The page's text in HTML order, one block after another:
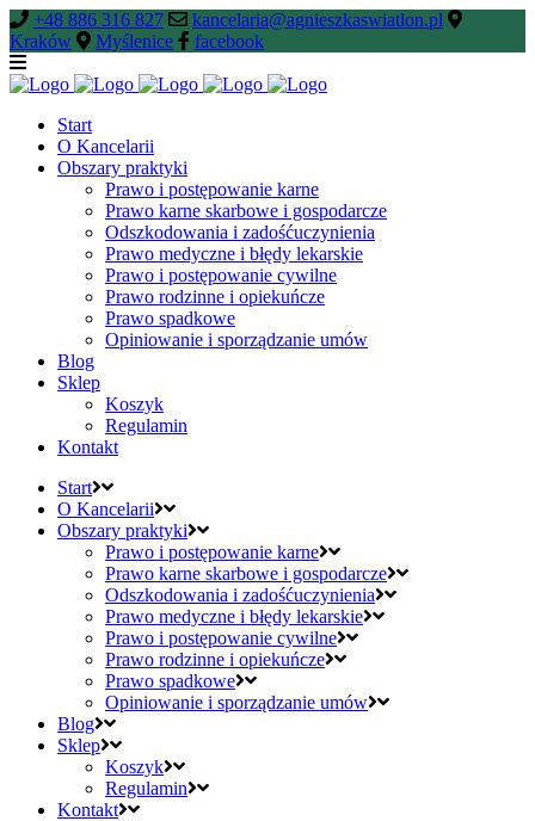
+48 886 316 827
kancelaria@agnieszkaswiatlon.pl
Kraków
Myślenice facebook
Start
O Kancelarii
Obszary praktyki
Prawo i postępowanie karne
Prawo karne skarbowe i gospodarcze
Odszkodowania i zadośćuczynienia
Prawo medyczne i błędy lekarskie
Prawo i postępowanie cywilne
Prawo rodzinne i opiekuńcze
Prawo spadkowe
Opiniowanie i sporządzanie umów
Blog
Sklep
Koszyk
Regulamin
Kontakt
Start
O Kancelarii
Obszary praktyki
Prawo i postępowanie karne
Prawo karne skarbowe i gospodarcze
Odszkodowania i zadośćuczynienia
Prawo medyczne i błędy lekarskie
Prawo i postępowanie cywilne
Prawo rodzinne i opiekuńcze
Prawo spadkowe
Opiniowanie i sporządzanie umów
Blog
Sklep
Koszyk
Regulamin
Kontakt